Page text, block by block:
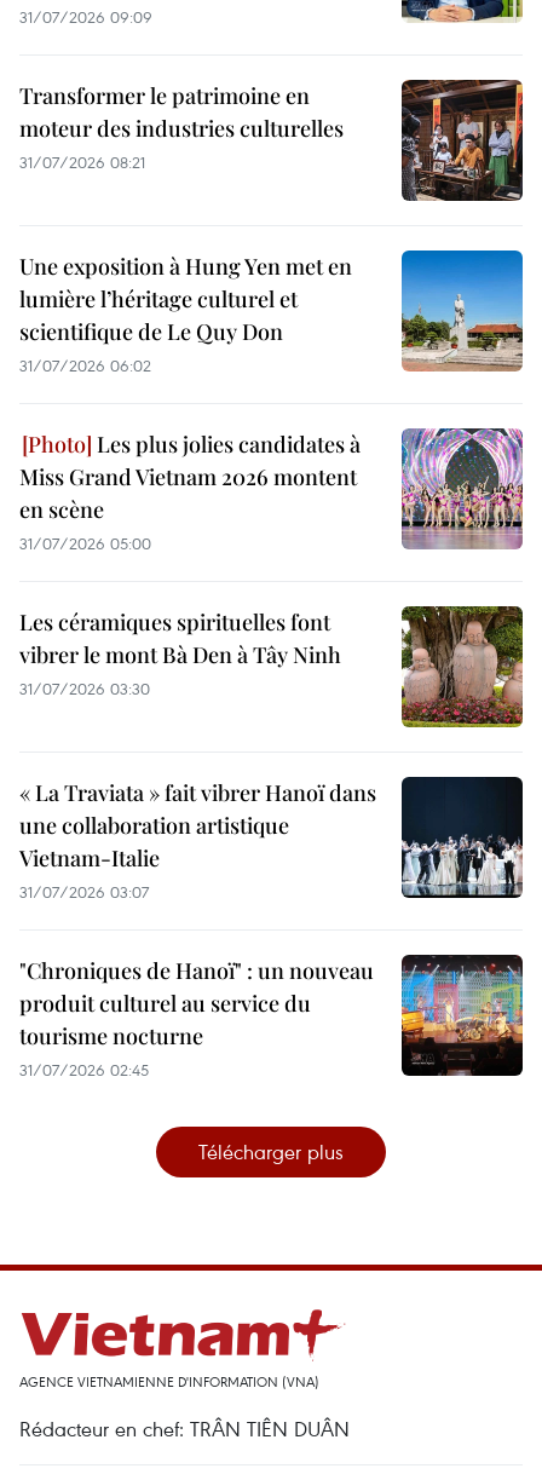
31/07/2026 09:09
Transformer le patrimoine en
moteur des industries culturelles
31/07/2026 08:21
Une exposition à Hung Yen met en
lumière l’héritage culturel et
scientifique de Le Quy Don
31/07/2026 06:02
Les plus jolies candidates à
Miss Grand Vietnam 2026 montent
en scène
31/07/2026 05:00
Les céramiques spirituelles font
vibrer le mont Bà Den à Tây Ninh
31/07/2026 03:30
« La Traviata » fait vibrer Hanoï dans
une collaboration artistique
Vietnam-Italie
31/07/2026 03:07
"Chroniques de Hanoï" : un nouveau
produit culturel au service du
tourisme nocturne
31/07/2026 02:45
Télécharger plus
AGENCE VIETNAMIENNE D'INFORMATION (VNA)
Rédacteur en chef: TRÂN TIÊN DUÂN